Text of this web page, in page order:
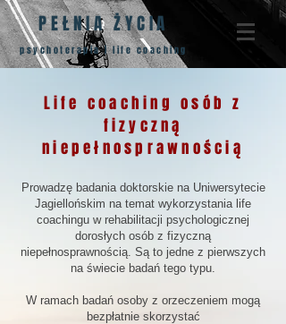
PEŁNIA ŻYCIA
psychoterapia | life coaching
Life coaching osób z
fizyczną
niepełnosprawnością
Prowadzę badania doktorskie na Uniwersytecie
Jagiellońskim na temat wykorzystania life
coachingu w rehabilitacji psychologicznej
dorosłych osób z fizyczną
niepełnosprawnością. Są to jedne z pierwszych
na świecie badań tego typu.
W ramach badań osoby z orzeczeniem mogą
bezpłatnie skorzystać